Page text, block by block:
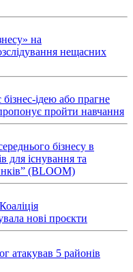
на
нещасних
ідею або прагне
пройти навчання
бізнесу в
для існування та
(BLOOM)
нові проєкти
атакував 5 районів